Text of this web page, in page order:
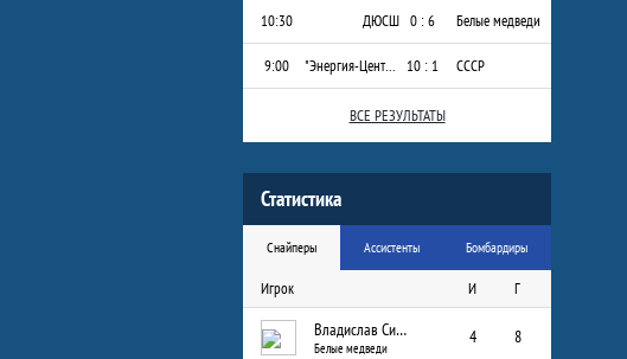
10:30 ДЮСШ 0 : 6 Белые медведи
9:00 "Энергия-Центр" 2013-2014 г.р. 10 : 1 СССР
ВСЕ РЕЗУЛЬТАТЫ
Статистика
Снайперы Ассистенты Бомбардиры
Игрок И Г
Владислав Сизых 4 8
Белые медведи